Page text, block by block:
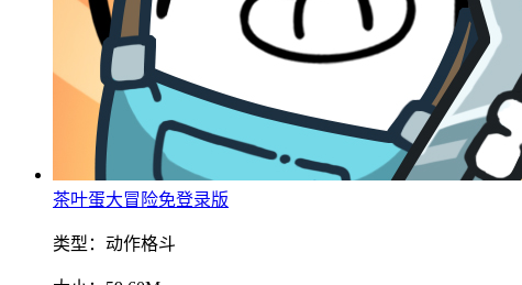
茶叶蛋大冒险免登录版
类型： 动作格斗